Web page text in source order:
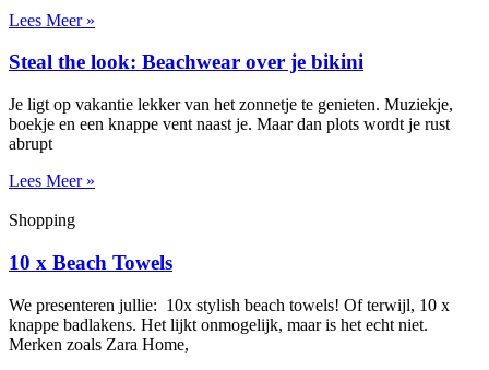
Lees Meer »
Steal the look: Beachwear over je bikini
Je ligt op vakantie lekker van het zonnetje te genieten. Muziekje,
boekje en een knappe vent naast je. Maar dan plots wordt je rust
abrupt
Lees Meer »
Shopping
10 x Beach Towels
We presenteren jullie: 10x stylish beach towels! Of terwijl, 10 x
knappe badlakens. Het lijkt onmogelijk, maar is het echt niet.
Merken zoals Zara Home,